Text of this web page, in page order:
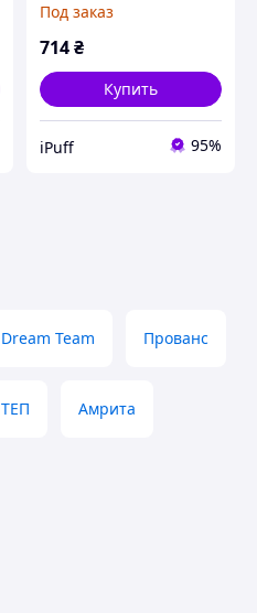
Под заказ
714₴
Купить
iPuff 95%
Dream Team Прованс
ТЕП Амрита